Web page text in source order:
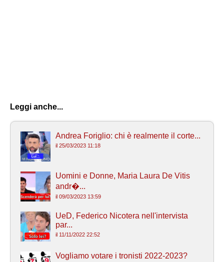
Leggi anche...
Andrea Foriglio: chi è realmente il corte...
il 25/03/2023 11:18
Uomini e Donne, Maria Laura De Vitis
andr�...
il 09/03/2023 13:59
UeD, Federico Nicotera nell'intervista
par...
il 11/11/2022 22:52
Vogliamo votare i tronisti 2022-2023?